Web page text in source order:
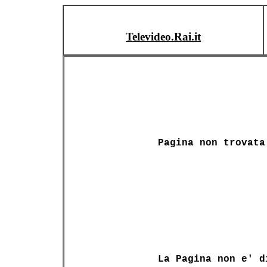
Televideo.Rai.it
Pagina non trovata
La Pagina non e'